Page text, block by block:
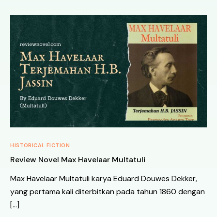
HISTORICAL FICTION
Review Novel Max Havelaar Multatuli
Max Havelaar Multatuli karya Eduard Douwes Dekker,
yang pertama kali diterbitkan pada tahun 1860 dengan
[…]